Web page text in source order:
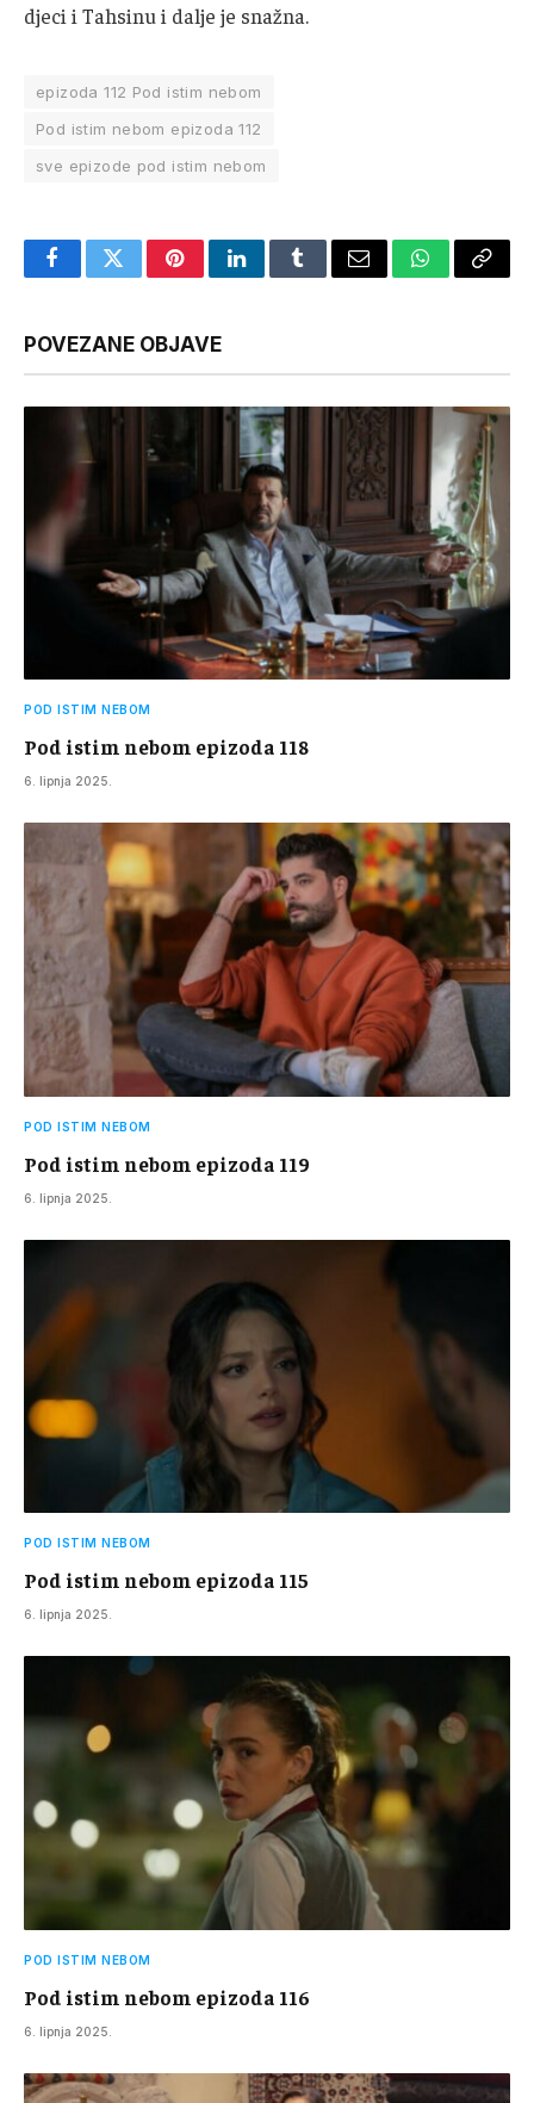
djeci i Tahsinu i dalje je snažna.
epizoda 112 Pod istim nebom
Pod istim nebom epizoda 112
sve epizode pod istim nebom
FacebookTwitterPinterestLinkedInTumblrEmail WhatsApp
Copy
POVEZANE OBJAVE
POD ISTIM NEBOM
Pod istim nebom epizoda 118
6. lipnja 2025.
POD ISTIM NEBOM
Pod istim nebom epizoda 119
6. lipnja 2025.
POD ISTIM NEBOM
Pod istim nebom epizoda 115
6. lipnja 2025.
POD ISTIM NEBOM
Pod istim nebom epizoda 116
6. lipnja 2025.